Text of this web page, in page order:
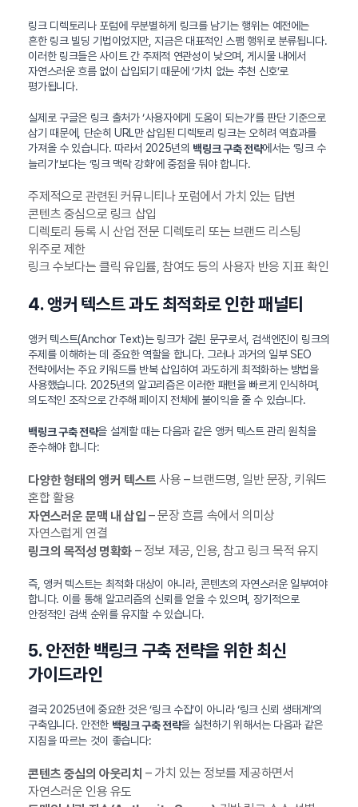
링크 디렉토리나 포럼에 무분별하게 링크를 남기는 행위는 예전에는
흔한 링크 빌딩 기법이었지만, 지금은 대표적인 스팸 행위로 분류됩니다.
이러한 링크들은 사이트 간 주제적 연관성이 낮으며, 게시물 내에서
자연스러운 흐름 없이 삽입되기 때문에 ‘가치 없는 추천 신호’로
평가됩니다.
실제로 구글은 링크 출처가 ‘사용자에게 도움이 되는가’를 판단 기준으로
삼기 때문에, 단순히 URL만 삽입된 디렉토리 링크는 오히려 역효과를
가져올 수 있습니다. 따라서 2025년의 백링크 구축 전략에서는 ‘링크 수
늘리기’보다는 ‘링크 맥락 강화’에 중점을 둬야 합니다.
주제적으로 관련된 커뮤니티나 포럼에서 가치 있는 답변
콘텐츠 중심으로 링크 삽입
디렉토리 등록 시 산업 전문 디렉토리 또는 브랜드 리스팅
위주로 제한
링크 수보다는 클릭 유입률, 참여도 등의 사용자 반응 지표 확인
4. 앵커 텍스트 과도 최적화로 인한 패널티
앵커 텍스트(Anchor Text)는 링크가 걸린 문구로서, 검색엔진이 링크의
주제를 이해하는 데 중요한 역할을 합니다. 그러나 과거의 일부 SEO
전략에서는 주요 키워드를 반복 삽입하여 과도하게 최적화하는 방법을
사용했습니다. 2025년의 알고리즘은 이러한 패턴을 빠르게 인식하며,
의도적인 조작으로 간주해 페이지 전체에 불이익을 줄 수 있습니다.
백링크 구축 전략을 설계할 때는 다음과 같은 앵커 텍스트 관리 원칙을
준수해야 합니다:
다양한 형태의 앵커 텍스트 사용 – 브랜드명, 일반 문장, 키워드
혼합 활용
자연스러운 문맥 내 삽입 – 문장 흐름 속에서 의미상
자연스럽게 연결
링크의 목적성 명확화– 정보 제공, 인용, 참고 링크 목적 유지
즉, 앵커 텍스트는 최적화 대상이 아니라, 콘텐츠의 자연스러운 일부여야
합니다. 이를 통해 알고리즘의 신뢰를 얻을 수 있으며, 장기적으로
안정적인 검색 순위를 유지할 수 있습니다.
5. 안전한 백링크 구축 전략을 위한 최신
가이드라인
결국 2025년에 중요한 것은 ‘링크 수집’이 아니라 ‘링크 신뢰 생태계’의
구축입니다. 안전한 백링크 구축 전략을 실천하기 위해서는 다음과 같은
지침을 따르는 것이 좋습니다:
콘텐츠 중심의 아웃리치 – 가치 있는 정보를 제공하면서
자연스러운 인용 유도